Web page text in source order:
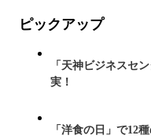
ピックアップ
「天神ビジネスセ
実！
「洋食の日」で12